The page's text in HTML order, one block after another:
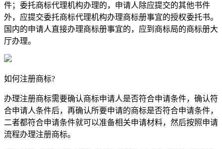
件；委托商标代理机构办理的，申请人除应提交的其他书件
外，应提交委托商标代理机构办理商标册事宜的授权委托书。
国内的申请人直接办理商标册事宜的，应到商标局的商标册大
厅办理。
如何注册商标?
办理注册商标需要确认商标申请人是否符合申请条件，确认符
合申请人条件后，再确认所要申请的商标是否符合申请条件，
二者都符合申请条件就可以准备相关申请材料，然后按照申请
流程办理注册商标。